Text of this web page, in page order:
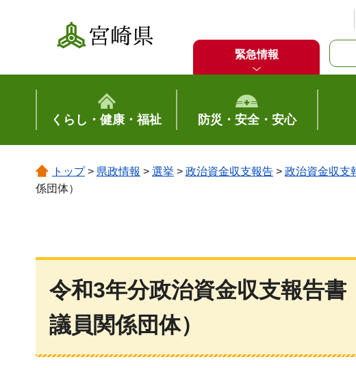
宮崎県
緊急情報
くらし・健康・福祉 防災・安全・安心
トップ> 県政情報 > 選挙 > 政治資金収支報告 > 政治資金収支
係団体）
令和3年分政治資金収支報告書
議員関係団体）